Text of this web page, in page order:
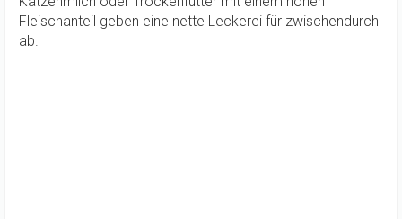
Fleischanteil geben eine nette Leckerei für zwischendurch
ab.